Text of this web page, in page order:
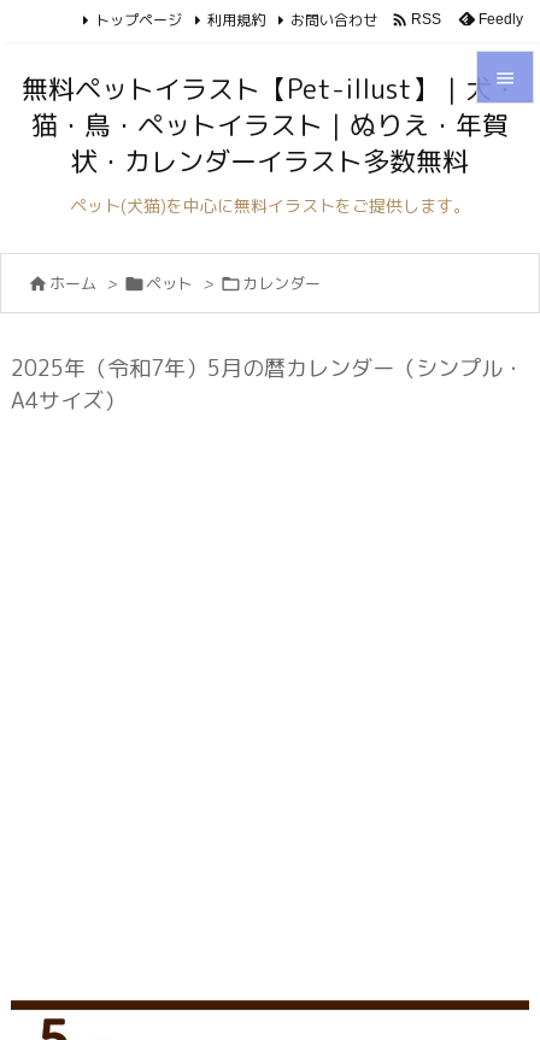



トップページ 利用規約 お問い合わせ  RSS Feedly
無料ペットイラスト【Pet-illust】｜犬・
猫・鳥・ペットイラスト｜ぬりえ・年賀
状・カレンダーイラスト多数無料
ペット(犬猫)を中心に無料イラストをご提供します。
 ホーム > ペット > カレンダー
2025年（令和7年）5月の暦カレンダー（シンプル・
A4サイズ）